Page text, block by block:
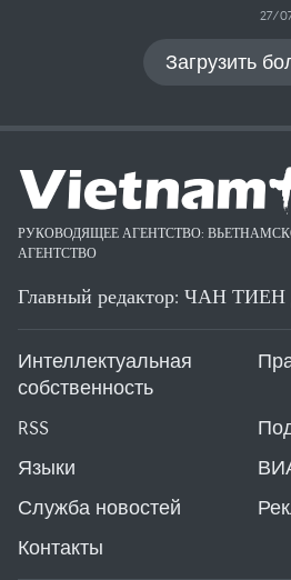
27/
Загрузить
РУКОВОДЯЩЕЕ АГЕНТСТВО:
АГЕНТСТВО
Главный редактор: ЧАН
Интеллектуальная
собственность
RSS
Языки
Служба новостей
Контакты